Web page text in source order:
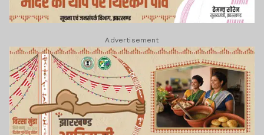
Advertisement